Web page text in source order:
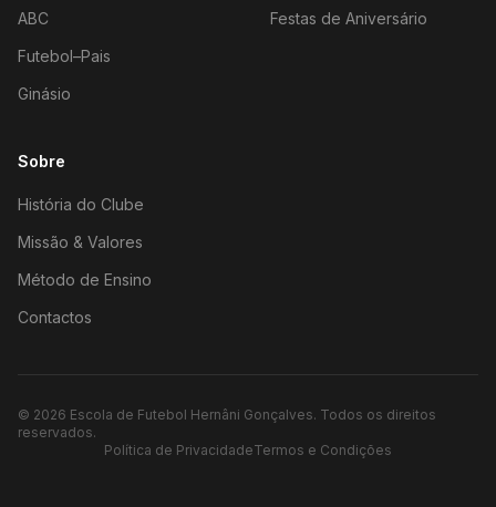
ABC
Futebol–Pais
Ginásio
Festas de Aniversário
Sobre
História do Clube
Missão & Valores
Método de Ensino
Contactos
© 2026 Escola de Futebol Hernâni Gonçalves. Todos os direitos
reservados.
Política de PrivacidadeTermos e Condições